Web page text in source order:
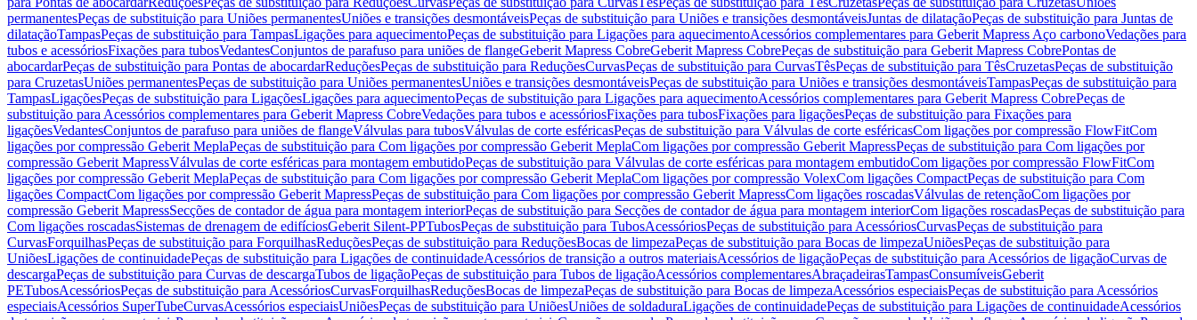
permanentesPeças de substituição para Uniões permanentesUniões e transições desmontáveisPeças de substituição para Uniões e transições desmontáveisJuntas de dilataçãoPeças de substituição para Juntas de
dilataçãoTampasPeças de substituição para TampasLigações para aquecimentoPeças de substituição para Ligações para aquecimentoAcessórios complementares para Geberit Mapress Aço carbonoVedações para
tubos e acessóriosFixações para tubosVedantesConjuntos de parafuso para uniões de flangeGeberit Mapress CobreGeberit Mapress CobrePeças de substituição para Geberit Mapress CobrePontas de
abocardarPeças de substituição para Pontas de abocardarReduçõesPeças de substituição para ReduçõesCurvasPeças de substituição para CurvasTêsPeças de substituição para TêsCruzetasPeças de substituição
para CruzetasUniões permanentesPeças de substituição para Uniões permanentesUniões e transições desmontáveisPeças de substituição para Uniões e transições desmontáveisTampasPeças de substituição para
TampasLigaçõesPeças de substituição para LigaçõesLigações para aquecimentoPeças de substituição para Ligações para aquecimentoAcessórios complementares para Geberit Mapress CobrePeças de
substituição para Acessórios complementares para Geberit Mapress CobreVedações para tubos e acessóriosFixações para tubosFixações para ligaçõesPeças de substituição para Fixações para
ligaçõesVedantesConjuntos de parafuso para uniões de flangeVálvulas para tubosVálvulas de corte esféricasPeças de substituição para Válvulas de corte esféricasCom ligações por compressão FlowFitCom
ligações por compressão Geberit MeplaPeças de substituição para Com ligações por compressão Geberit MeplaCom ligações por compressão Geberit MapressPeças de substituição para Com ligações por
compressão Geberit MapressVálvulas de corte esféricas para montagem embutidoPeças de substituição para Válvulas de corte esféricas para montagem embutidoCom ligações por compressão FlowFitCom
ligações por compressão Geberit MeplaPeças de substituição para Com ligações por compressão Geberit MeplaCom ligações por compressão VolexCom ligações CompactPeças de substituição para Com
ligações CompactCom ligações por compressão Geberit MapressPeças de substituição para Com ligações por compressão Geberit MapressCom ligações roscadasVálvulas de retençãoCom ligações por
compressão Geberit MapressSecções de contador de água para montagem interiorPeças de substituição para Secções de contador de água para montagem interiorCom ligações roscadasPeças de substituição para
Com ligações roscadasSistemas de drenagem de edifíciosGeberit Silent-PPTubosPeças de substituição para TubosAcessóriosPeças de substituição para AcessóriosCurvasPeças de substituição para
CurvasForquilhasPeças de substituição para ForquilhasReduçõesPeças de substituição para ReduçõesBocas de limpezaPeças de substituição para Bocas de limpezaUniõesPeças de substituição para
UniõesLigações de continuidadePeças de substituição para Ligações de continuidadeAcessórios de transição a outros materiaisAcessórios de ligaçãoPeças de substituição para Acessórios de ligaçãoCurvas de
descargaPeças de substituição para Curvas de descargaTubos de ligaçãoPeças de substituição para Tubos de ligaçãoAcessórios complementaresAbraçadeirasTampasConsumíveisGeberit
PETubosAcessóriosPeças de substituição para AcessóriosCurvasForquilhasReduçõesBocas de limpezaPeças de substituição para Bocas de limpezaAcessórios especiaisPeças de substituição para Acessórios
especiaisAcessórios SuperTubeCurvasAcessórios especiaisUniõesPeças de substituição para UniõesUniões de soldaduraLigações de continuidadePeças de substituição para Ligações de continuidadeAcessórios